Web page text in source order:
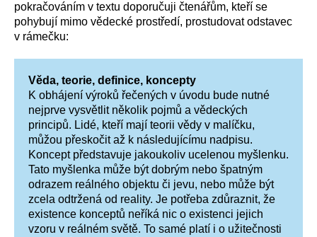
pokračováním v textu doporučuji čtenářům, kteří se
pohybují mimo vědecké prostředí, prostudovat odstavec
v rámečku:
Věda, teorie, definice, koncepty
K obhájení výroků řečených v úvodu bude nutné
nejprve vysvětlit několik pojmů a vědeckých
principů. Lidé, kteří mají teorii vědy v malíčku,
můžou přeskočit až k následujícímu nadpisu.
Koncept představuje jakoukoliv ucelenou myšlenku.
Tato myšlenka může být dobrým nebo špatným
odrazem reálného objektu či jevu, nebo může být
zcela odtržená od reality. Je potřeba zdůraznit, že
existence konceptů neříká nic o existenci jejich
vzoru v reálném světě. To samé platí i o užitečnosti